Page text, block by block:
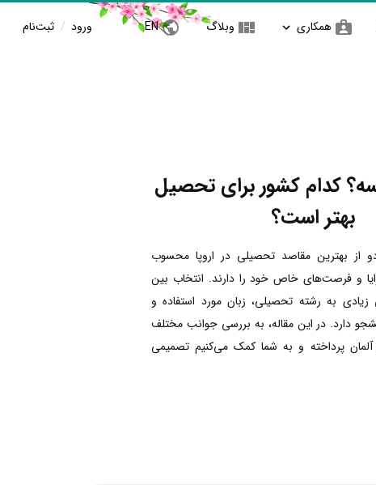
همکاری وبلاگ EN ورود / ثبت‌نام
کدام کشور برای تحصیل
بهتر است؟
از بهترین مقاصد تحصیلی در اروپا محسوب
و فرصت‌های خاص خود را دارند. انتخاب بین
به رشته تحصیلی، زبان مورد استفاده و
دارد. در این مقاله، به بررسی جوانب مختلف
پرداخته و به شما کمک می‌کنیم تصمیمی